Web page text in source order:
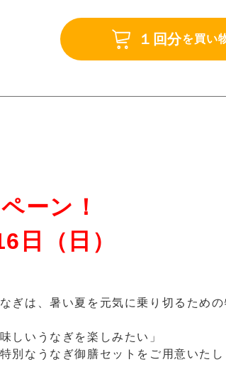
１回分を買い
ーン！
日（日）
ぎは、暑い夏を元気に乗り切るため
しいうなぎを楽しみたい」
別なうなぎ御膳セットをご用意いたし